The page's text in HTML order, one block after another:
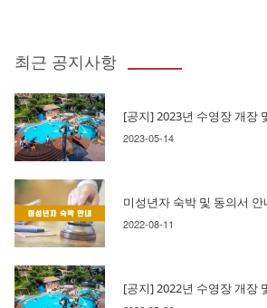
최근 공지사항
[공지] 2023년 수영장 개장
2023-05-14
미성년자 숙박 및 동의서 안
2022-08-11
[공지] 2022년 수영장 개장